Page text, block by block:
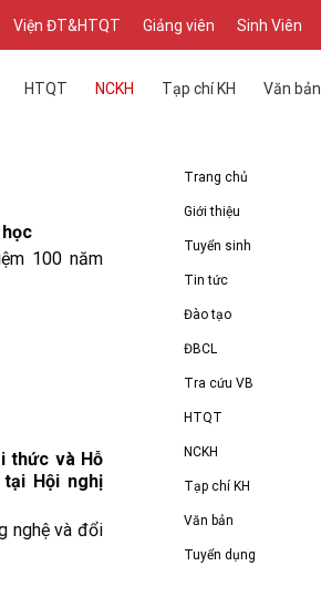
Viện ĐT&HTQT Giảng viên Sinh Viên
HTQT NCKH Tạp chí KH Văn bản
100 năm
thức và Hỗ
Hội nghị
nghệ và đổi
Trang chủ
Giới thiệu
Tuyển sinh
Tin tức
Đào tạo
ĐBCL
Tra cứu VB
HTQT
NCKH
Tạp chí KH
Văn bản
Tuyển dụng